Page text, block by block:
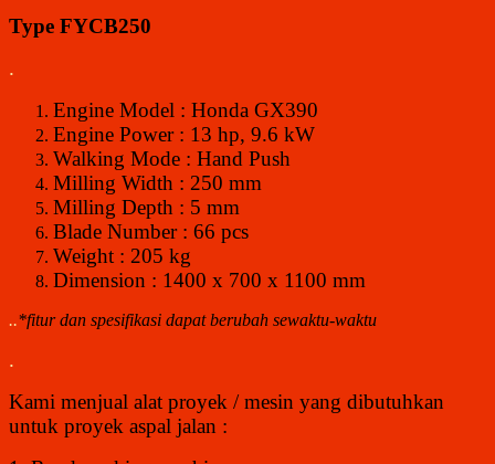
Type FYCB250
.
Engine Model : Honda GX390
Engine Power : 13 hp, 9.6 kW
Walking Mode : Hand Push
Milling Width : 250 mm
Milling Depth : 5 mm
Blade Number : 66 pcs
Weight : 205 kg
Dimension : 1400 x 700 x 1100 mm
..*fitur dan spesifikasi dapat berubah sewaktu-waktu
.
Kami menjual alat proyek / mesin yang dibutuhkan
untuk proyek aspal jalan :